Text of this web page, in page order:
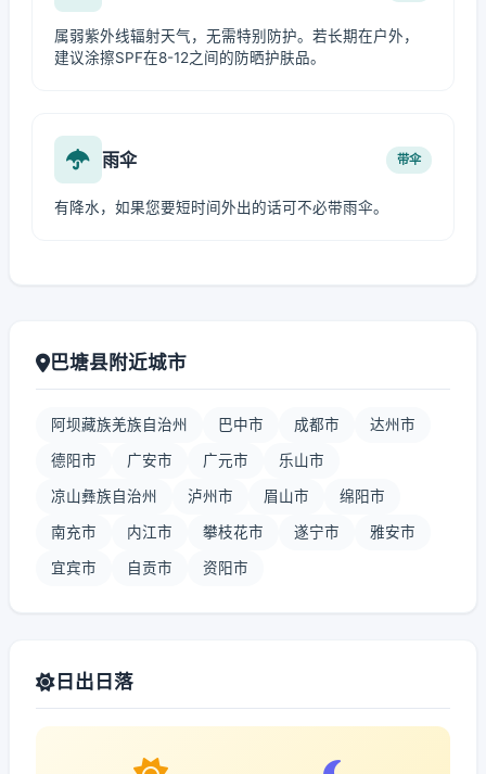
属弱紫外线辐射天气，无需特别防护。若长期在户外，
建议涂擦SPF在8-12之间的防晒护肤品。
雨伞 带伞
有降水，如果您要短时间外出的话可不必带雨伞。
巴塘县附近城市
阿坝藏族羌族自治州 巴中市 成都市 达州市
德阳市 广安市 广元市 乐山市
凉山彝族自治州 泸州市 眉山市 绵阳市
南充市 内江市 攀枝花市 遂宁市 雅安市
宜宾市 自贡市 资阳市
日出日落